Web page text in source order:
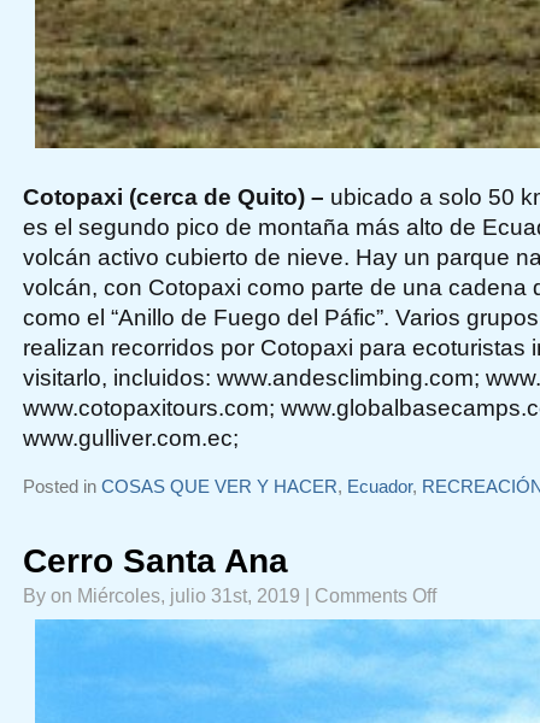
Cotopaxi (cerca de Quito) – ubicado a solo 50
es el segundo pico de montaña más alto de
volcán activo cubierto de nieve. Hay un parque
volcán, con Cotopaxi como parte de una cadena
como el “Anillo de Fuego del Páfic”. Varios
realizan recorridos por Cotopaxi para ecoturistas
visitarlo, incluidos: www.andesclimbing.com;
www.cotopaxitours.com;
www.gulliver.com.ec;
Posted in COSAS QUE VER Y HACER, Ecuador,
Cerro Santa Ana
By on Miércoles, julio 31st, 2019 | Comments Offon
Santa